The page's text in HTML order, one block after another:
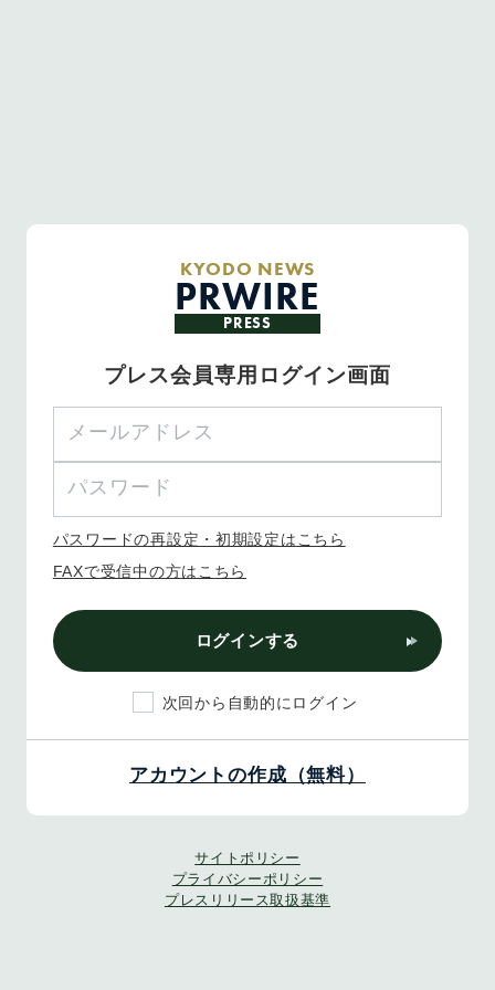
KYODO NEWS
PRWIRE
PRESS
プレス会員専用ログイン画面
パスワードの再設定・初期設定はこちら
FAXで受信中の方はこちら
ログインする
次回から自動的にログイン
アカウントの作成（無料）
サイトポリシー
プライバシーポリシー
プレスリリース取扱基準